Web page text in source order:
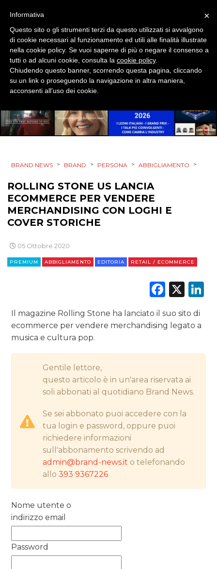
EVENTI
MOBILE
PROMOZIONI
PRODOTTI
CSR
STRATEGIE
DIGITALE
RADIO / AUDIO
DATI
PREVISIONI/SCENARI
NORMATIVE
TREND
OPINIONI
BRAND NEWS > BRAND > PERSONA > ABBIGLIAMENTO >
ROLLING STONE US LANCIA
ECOMMERCE PER VENDERE
MERCHANDISING CON LOGHI E
COVER STORICHE
05 Ottobre 2020
PREMIUM ABBIGLIAMENTO EDITORIA RETAIL / ECOMMERCE
X
Il magazine Rolling Stone ha lanciato il suo sito di
ecommerce per vendere merchandising legato a
musica e cultura pop.
Gentile lettore,
questo articolo è in un'area riservata ai
soli abbonati al quotidiano Brand News.
Se sei abbonato puoi accedere con la
tua login e password, oppure puoi
richiedere informazioni
sull'abbonamento scrivendo ad
admin@brand-news.it o telefonando
allo393 9367226
Nome utente o
indirizzo email
Password
×
Informativa
Questo sito o gli strumenti terzi da questo utilizzati si avvalgono
di cookie necessari al funzionamento ed utili alle finalità illustrate
nella cookie policy. Se vuoi saperne di più o negare il consenso a
tutti o ad alcuni cookie, consulta la cookie policy.
Chiudendo questo banner, scorrendo questa pagina, cliccando
su un link o proseguendo la navigazione in altra maniera,
acconsenti all’uso dei cookie.